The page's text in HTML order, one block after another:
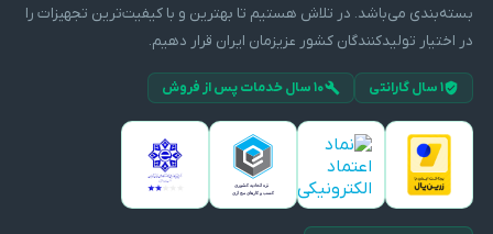
بسته‌بندی می‌باشد. در تلاش هستیم تا بهترین و با کیفیت‌ترین تجهیزات را
در اختیار تولیدکنندگان کشور عزیزمان ایران قرار دهیم.
۱ سال گارانتی ۱۰ سال خدمات پس از فروش